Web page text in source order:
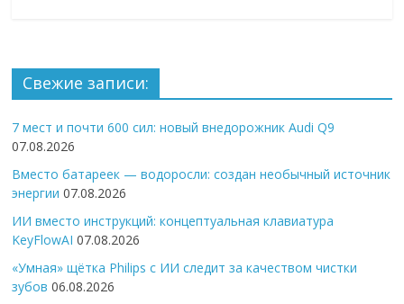
Свежие записи:
7 мест и почти 600 сил: новый внедорожник Audi Q9
07.08.2026
Вместо батареек — водоросли: создан необычный источник
энергии 07.08.2026
ИИ вместо инструкций: концептуальная клавиатура
KeyFlowAI 07.08.2026
«Умная» щётка Philips с ИИ следит за качеством чистки
зубов 06.08.2026